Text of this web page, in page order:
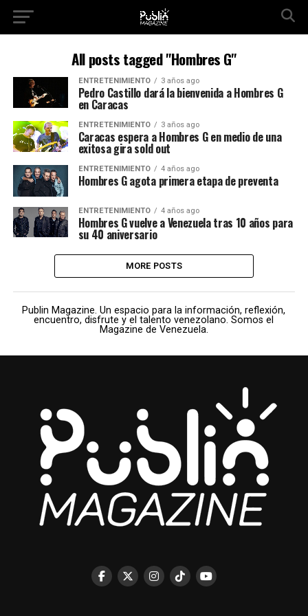
All posts tagged "Hombres G"
ENTRETENIMIENTO 3 años ago
Pedro Castillo dará la bienvenida a Hombres G
en Caracas
ENTRETENIMIENTO 3 años ago
Caracas espera a Hombres G en medio de una
exitosa gira sold out
ENTRETENIMIENTO 4 años ago
Hombres G agota primera etapa de preventa
ENTRETENIMIENTO 4 años ago
Hombres G vuelve a Venezuela tras 10 años para
su 40 aniversario
MORE POSTS
Publin Magazine. Un espacio para la información, reflexión,
encuentro, disfrute y el talento venezolano. Somos el
Magazine de Venezuela.